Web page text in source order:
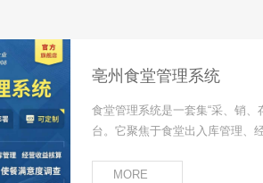
亳州食堂管理系统
食堂管理系统是一套集“采、销
台。它聚焦于食堂出入库管理、
透明化。该方案帮助企业或学校
MORE